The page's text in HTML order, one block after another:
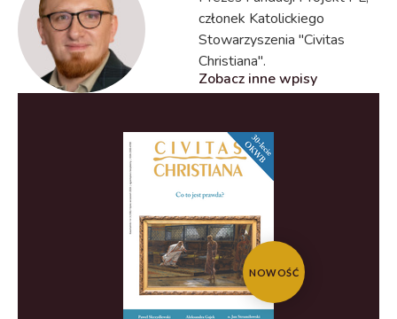
członek Katolickiego
Stowarzyszenia "Civitas
Christiana".
Zobacz inne wpisy
NOWOŚĆ